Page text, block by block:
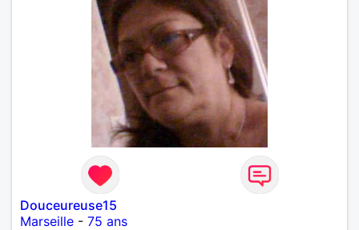
Douceureuse15
Marseille - 75 ans